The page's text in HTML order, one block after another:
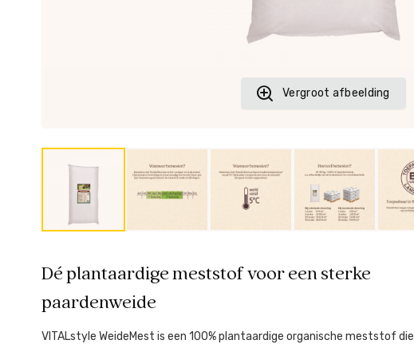
Vergroot afbeelding
Dé plantaardige meststof voor een sterke
paardenweide
VITALstyle WeideMest is een 100% plantaardige organische meststof die